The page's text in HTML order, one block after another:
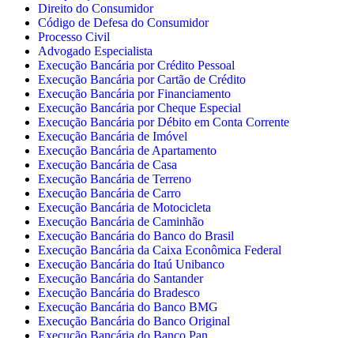
Direito do Consumidor
Código de Defesa do Consumidor
Processo Civil
Advogado Especialista
Execução Bancária por Crédito Pessoal
Execução Bancária por Cartão de Crédito
Execução Bancária por Financiamento
Execução Bancária por Cheque Especial
Execução Bancária por Débito em Conta Corrente
Execução Bancária de Imóvel
Execução Bancária de Apartamento
Execução Bancária de Casa
Execução Bancária de Terreno
Execução Bancária de Carro
Execução Bancária de Motocicleta
Execução Bancária de Caminhão
Execução Bancária do Banco do Brasil
Execução Bancária da Caixa Econômica Federal
Execução Bancária do Itaú Unibanco
Execução Bancária do Santander
Execução Bancária do Bradesco
Execução Bancária do Banco BMG
Execução Bancária do Banco Original